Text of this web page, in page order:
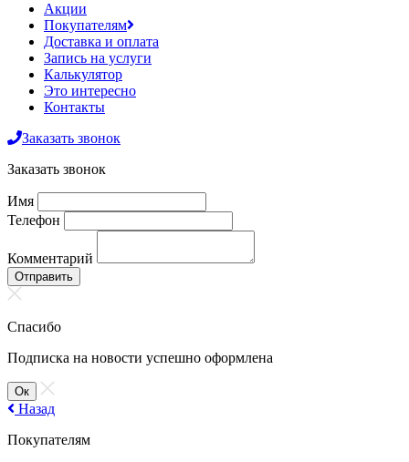
Акции
Покупателям
Доставка и оплата
Запись на услуги
Калькулятор
Это интересно
Контакты
Заказать звонок
Заказать звонок
Имя
Телефон
Комментарий
Отправить
Спасибо
Подписка на новости успешно оформлена
Ок
Назад
Покупателям